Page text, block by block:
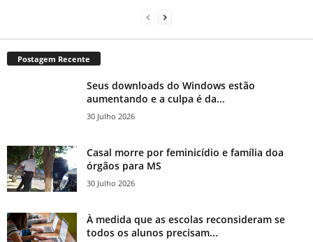
Postagem Recente
Seus downloads do Windows estão
aumentando e a culpa é da...
30 Julho 2026
Casal morre por feminicídio e família doa
órgãos para MS
30 Julho 2026
À medida que as escolas reconsideram se
todos os alunos precisam...